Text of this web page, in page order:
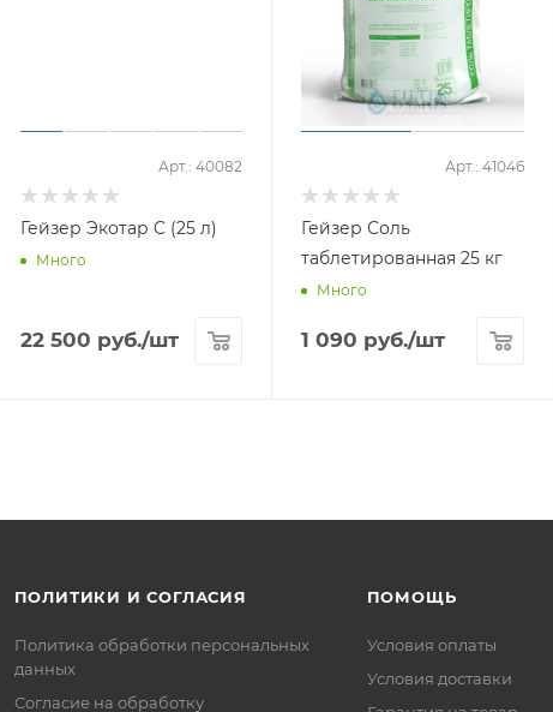
Арт.: 40082
Гейзер Экотар C (25 л)
Много
22 500 руб./шт
Арт.: 41046
Гейзер Соль
таблетированная 25 кг
Много
1 090 руб./шт
ПОЛИТИКИ И СОГЛАСИЯ
Политика обработки персональных
данных
Согласие на обработку
ПОМОЩЬ
Условия оплаты
Условия доставки